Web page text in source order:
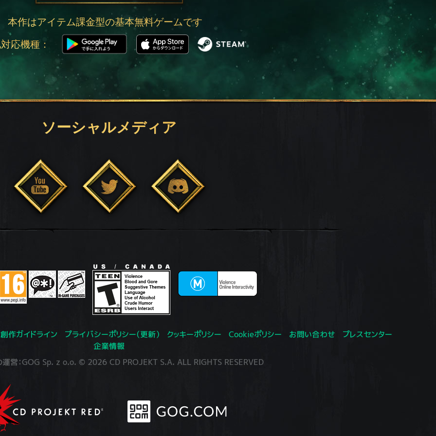
本作はアイテム課金型の基本無料ゲームです
応機種：
ソーシャルメディア
作ガイドライン プライバシーポリシー（更新） クッキーポリシー Cookieポリシー お問い合わせ
プレスセンター
企業情報
運営：GOG Sp. z o.o. © 2026 CD PROJEKT S.A. ALL RIGHTS RESERVED